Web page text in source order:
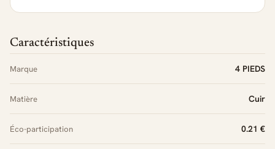
Caractéristiques
Marque 4 PIEDS
Matière Cuir
Éco-participation 0.21 €